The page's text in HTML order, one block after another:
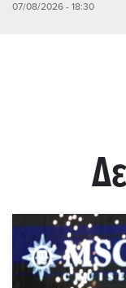
07/08/2026 - 18:30